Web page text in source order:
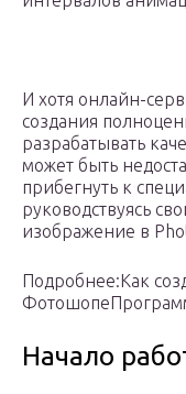
И хотя онлайн-
создания
разрабатывать
может быть
прибегнуть к
руководствуясь
изображение в
Подробнее:Как
Начало